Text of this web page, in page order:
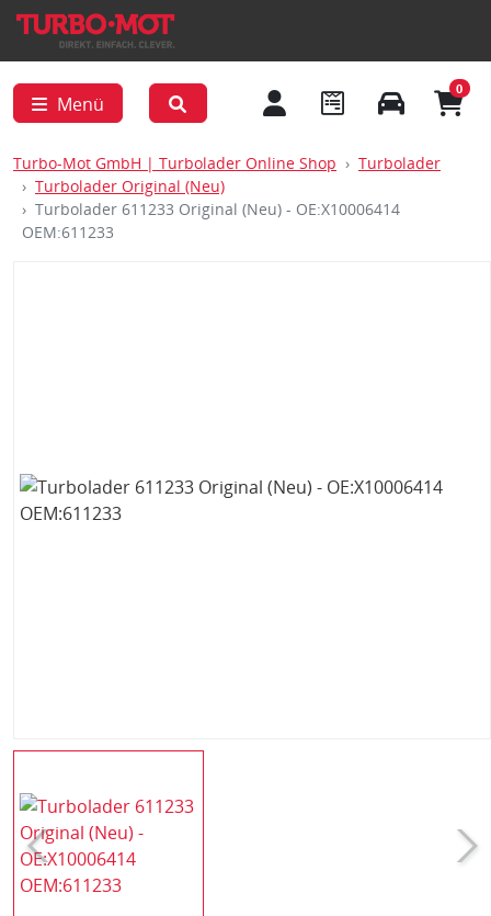
Menü
0
Turbo-Mot GmbH | Turbolader Online Shop
Turbolader
Turbolader Original (Neu)
Turbolader 611233 Original (Neu) - OE:X10006414
OEM:611233